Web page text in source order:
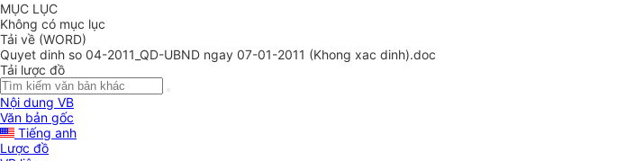
MỤC LỤC
Không có mục lục
Tải về (WORD)
Quyet dinh so 04-2011_QD-UBND ngay 07-01-2011 (Khong xac dinh).doc
Tải lược đồ
Nội dung VB
Văn bản gốc
Tiếng anh
Lược đồ